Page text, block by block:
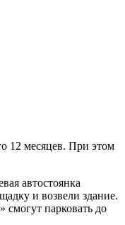
12 месяцев. При этом
автостоянка
и возвели здание.
парковать до